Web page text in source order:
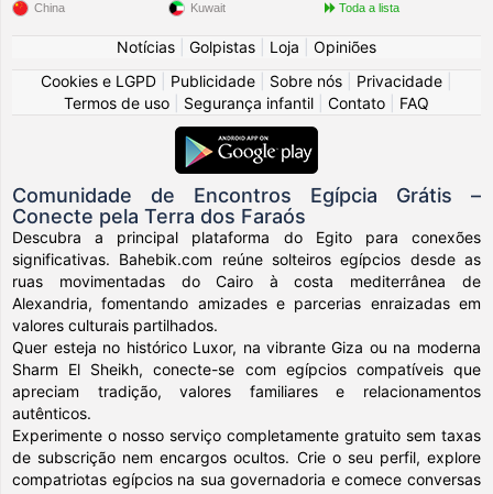
China Kuwait Toda a lista
Notícias Golpistas Loja
Opiniões
Cookies e LGPD
Publicidade Sobre nós Privacidade
Termos de uso
Segurança infantil Contato FAQ
Comunidade de Encontros Egípcia Grátis –
Conecte pela Terra dos Faraós
Descubra a principal plataforma do Egito para conexões
significativas. Bahebik.com reúne solteiros egípcios desde as
ruas movimentadas do Cairo à costa mediterrânea de
Alexandria, fomentando amizades e parcerias enraizadas em
valores culturais partilhados.
Quer esteja no histórico Luxor, na vibrante Giza ou na moderna
Sharm El Sheikh, conecte-se com egípcios compatíveis que
apreciam tradição, valores familiares e relacionamentos
autênticos.
Experimente o nosso serviço completamente gratuito sem taxas
de subscrição nem encargos ocultos. Crie o seu perfil, explore
compatriotas egípcios na sua governadoria e comece conversas